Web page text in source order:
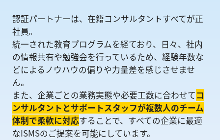
認証パートナーは、在籍コンサルタントすべてが正
社員。
統一された教育プログラムを経ており、日々、社内
の情報共有や勉強会を⾏っているため、経験年数な
どによるノウハウの偏りや⼒量差を感じさせませ
ん。
また、企業ごとの業務実態や必要工数に合わせてコ
ンサルタントとサポートスタッフが複数人のチーム
体制で柔軟に対応することで、すべての企業に最適
なISMSのご提案を可能にしています。